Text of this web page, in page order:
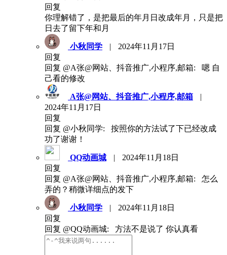
回复
你理解错了，是把最后的年月日改成年月，只是把
日去了留下年和月
小秋同学 |
2024年11月17日
回复
回复 @A张@网站、抖音推广,小程序,邮箱: 嗯 自
己看的修改
A张@网站、抖音推广,小程序,邮箱
|
2024年11月17日
回复
回复 @小秋同学: 按照你的方法试了下已经改成
功了谢谢！
QQ动画城 |
2024年11月18日
回复
回复 @A张@网站、抖音推广,小程序,邮箱: 怎么
弄的？稍微详细点的发下
小秋同学 |
2024年11月18日
回复
回复 @QQ动画城: 方法不是说了 你认真看